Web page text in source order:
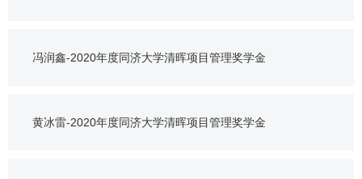
想果实
冯润鑫-2020年度同济大学清晖项目管理奖学金
黄冰雷-2020年度同济大学清晖项目管理奖学金